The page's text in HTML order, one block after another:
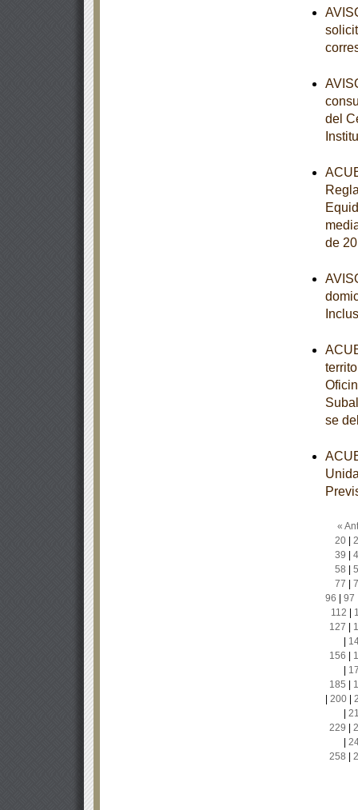
del
de
se
«
20|
39
58
77
96
97
112
127
156
185
200|
229
258